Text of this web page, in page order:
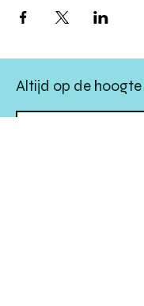
Altijd op de hoogte